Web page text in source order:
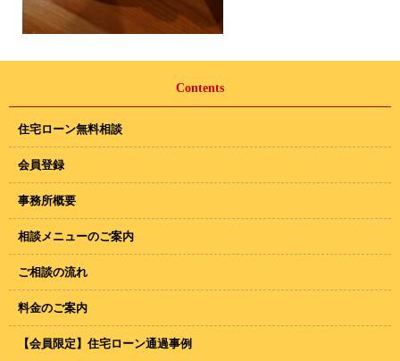
Contents
住宅ローン無料相談
会員登録
事務所概要
相談メニューのご案内
ご相談の流れ
料金のご案内
【会員限定】住宅ローン通過事例